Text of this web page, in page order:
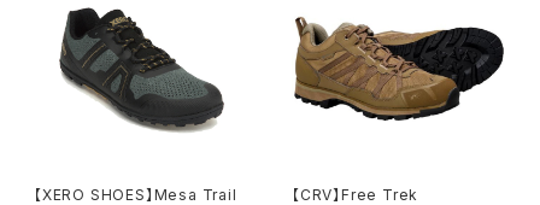
【XERO SHOES】Mesa Trail 【CRV】Free Trek